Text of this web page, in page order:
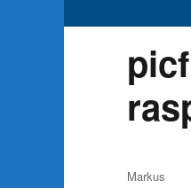
Autor
Markus